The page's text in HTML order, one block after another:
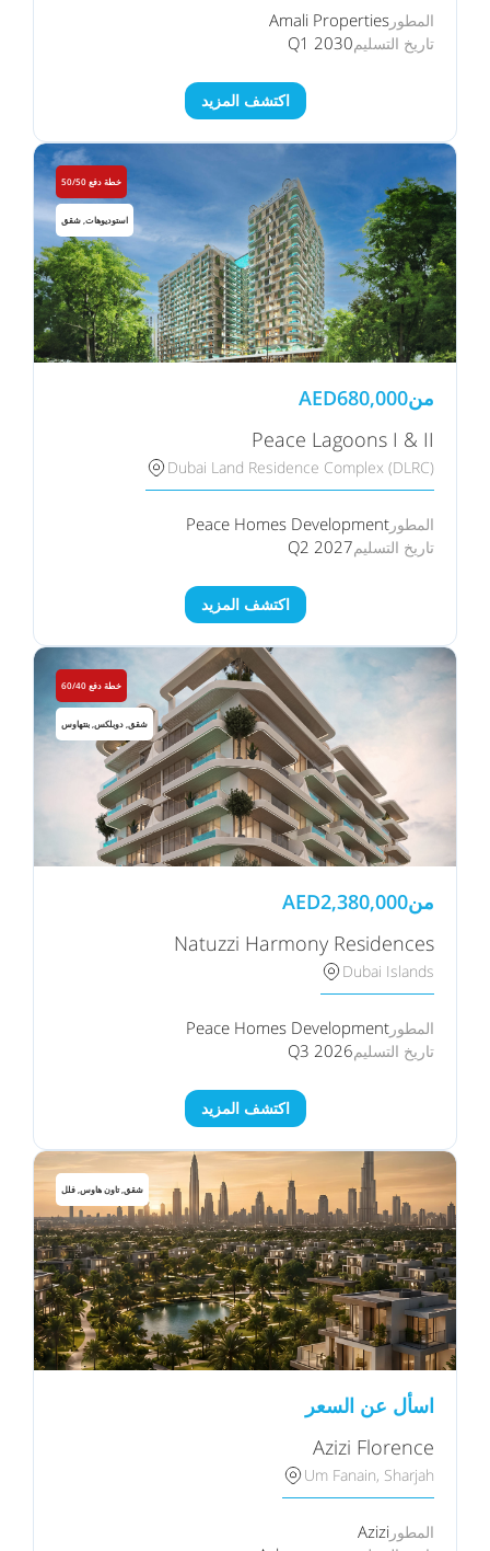
المطور Amali Properties
تاريخ التسليمQ1 2030
اكتشف المزيد
خطة دفع 50/50
استوديوهات, شقق
من AED680,000
Peace Lagoons I & II
Dubai Land Residence Complex (DLRC)
المطور Peace Homes Development
تاريخ التسليمQ2 2027
اكتشف المزيد
خطة دفع 60/40
شقق, دوبلكس, بنتهاوس
من AED2,380,000
Natuzzi Harmony Residences
Dubai Islands
المطور Peace Homes Development
تاريخ التسليمQ3 2026
اكتشف المزيد
شقق, تاون هاوس, فلل
اسأل عن السعر
Azizi Florence
Um Fanain, Sharjah
المطور Azizi